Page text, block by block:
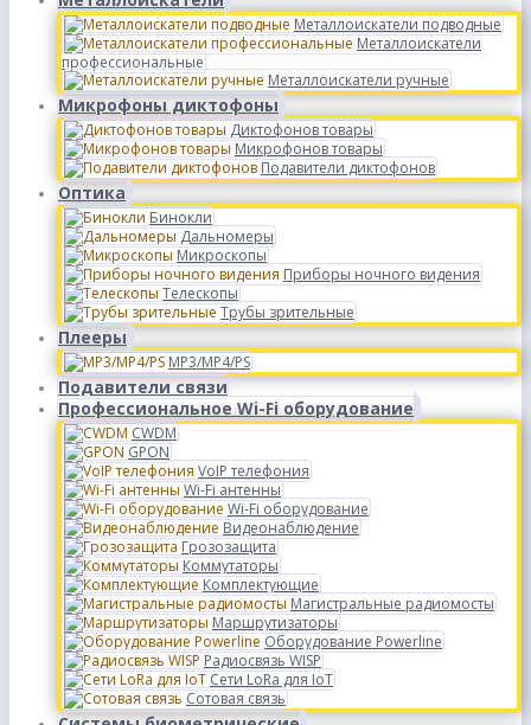
Металлоискатели подводные
Металлоискатели
профессиональные
Металлоискатели ручные
Микрофоны диктофоны
Диктофонов товары
Микрофонов товары
Подавители диктофонов
Оптика
Бинокли
Дальномеры
Микроскопы
Приборы ночного видения
Телескопы
Трубы зрительные
Плееры
MP3/MP4/PS
Подавители связи
Профессиональное Wi-Fi оборудование
CWDM
GPON
VoIP телефония
Wi-Fi антенны
Wi-Fi оборудование
Видеонаблюдение
Грозозащита
Коммутаторы
Комплектующие
Магистральные радиомосты
Маршрутизаторы
Оборудование Powerline
Радиосвязь WISP
Сети LoRa для IoT
Сотовая связь